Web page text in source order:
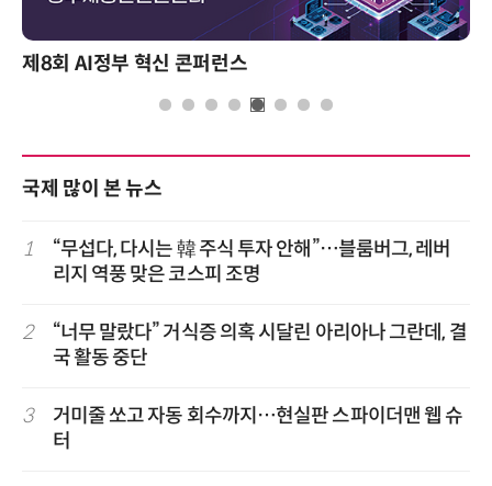
제8회 AI정부 혁신 콘퍼런스
국제 많이 본 뉴스
1
“무섭다, 다시는 韓 주식 투자 안해”…블룸버그, 레버
리지 역풍 맞은 코스피 조명
2
“너무 말랐다” 거식증 의혹 시달린 아리아나 그란데, 결
국 활동 중단
3
거미줄 쏘고 자동 회수까지…현실판 스파이더맨 웹 슈
터